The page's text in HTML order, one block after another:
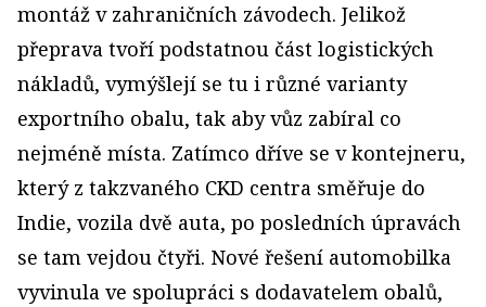
montáž v zahraničních závodech. Jelikož
přeprava tvoří podstatnou část logistických
nákladů, vymýšlejí se tu i různé varianty
exportního obalu, tak aby vůz zabíral co
nejméně místa. Zatímco dříve se v kontejneru,
který z takzvaného CKD centra směřuje do
Indie, vozila dvě auta, po posledních úpravách
se tam vejdou čtyři. Nové řešení automobilka
vyvinula ve spolupráci s dodavatelem obalů,